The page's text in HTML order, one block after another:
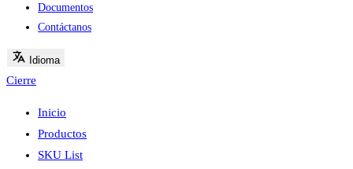
Documentos
Contáctanos
Idioma
Cierre
Inicio
Productos
SKU List